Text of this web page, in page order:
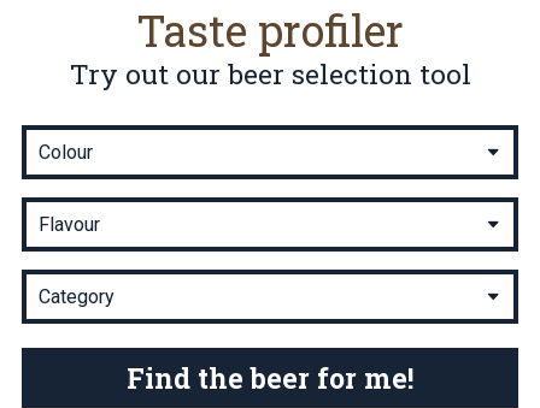
Taste profiler
Try out our beer selection tool
Find the beer for me!